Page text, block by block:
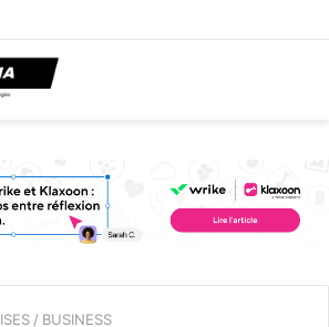
/ BUSINESS